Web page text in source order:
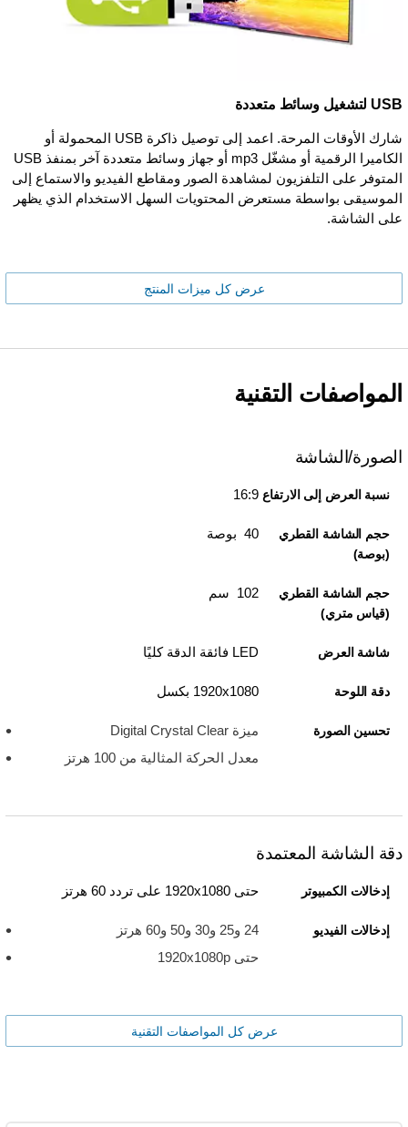
USB لتشغيل وسائط متعددة
شارك الأوقات المرحة. اعمد إلى توصيل ذاكرة USB المحمولة أو
الكاميرا الرقمية أو مشغّل mp3 أو جهاز وسائط متعددة آخر بمنفذ USB
المتوفر على التلفزيون لمشاهدة الصور ومقاطع الفيديو والاستماع إلى
الموسيقى بواسطة مستعرض المحتويات السهل الاستخدام الذي يظهر
على الشاشة.
عرض كل ميزات المنتج
المواصفات التقنية
الصورة/الشاشة
نسبة العرض إلى الارتفاع 16:9
حجم الشاشة القطري
(بوصة)
40 بوصة
حجم الشاشة القطري
(قياس متري)
102 سم
شاشة العرض LED فائقة الدقة كليًا
دقة اللوحة 1920x1080 بكسل
تحسين الصورة
ميزة Digital Crystal Clear
معدل الحركة المثالية من 100 هرتز
دقة الشاشة المعتمدة
إدخالات الكمبيوتر حتى 1920x1080 على تردد 60 هرتز
إدخالات الفيديو
24 و25 و30 و50 و60 هرتز
حتى 1920x1080p
عرض كل المواصفات التقنية